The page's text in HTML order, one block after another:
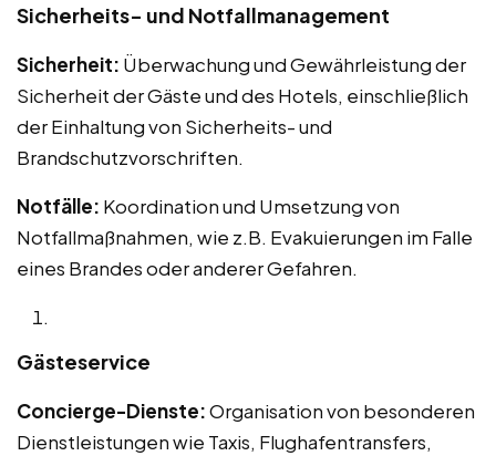
Sicherheits- und Notfallmanagement
Sicherheit: Überwachung und Gewährleistung der
Sicherheit der Gäste und des Hotels, einschließlich
der Einhaltung von Sicherheits- und
Brandschutzvorschriften.
Notfälle: Koordination und Umsetzung von
Notfallmaßnahmen, wie z.B. Evakuierungen im Falle
eines Brandes oder anderer Gefahren.
Gästeservice
Concierge-Dienste:Organisation von besonderen
Dienstleistungen wie Taxis, Flughafentransfers,